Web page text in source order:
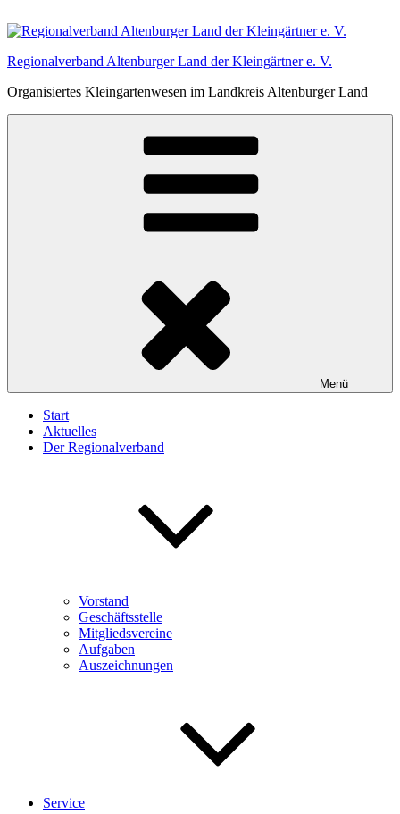
Inhalt
Regionalverband Altenburger Land der Kleingärtner e. V.
Organisiertes Kleingartenwesen im Landkreis Altenburger Land
Menü
Start
Aktuelles
Der Regionalverband
Vorstand
Geschäftsstelle
Mitgliedsvereine
Aufgaben
Auszeichnungen
Service